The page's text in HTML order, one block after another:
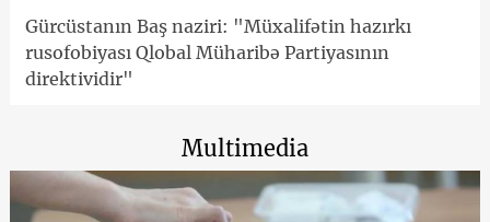
Gürcüstanın Baş naziri: "Müxalifətin hazırkı
rusofobiyası Qlobal Müharibə Partiyasının
direktividir"
Multimedia